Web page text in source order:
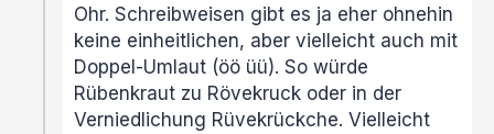
Ohr. Schreibweisen gibt es ja eher ohnehin
keine einheitlichen, aber vielleicht auch mit
Doppel-Umlaut (öö üü). So würde
Rübenkraut zu Rövekruck oder in der
Verniedlichung Rüvekrückche. Vielleicht